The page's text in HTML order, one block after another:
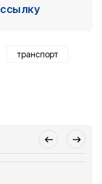
ссылку
транспорт